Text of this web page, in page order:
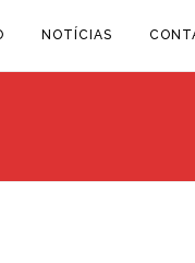
NOTÍCIAS